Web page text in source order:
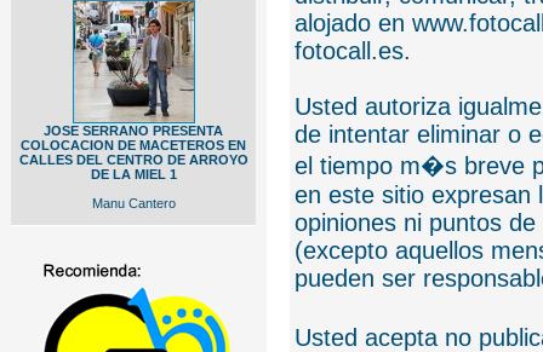
JOSE SERRANO PRESENTA
COLOCACION DE MACETEROS EN
CALLES DEL CENTRO DE ARROYO
DE LA MIEL 1
Manu Cantero
alojado en
fotocall.es.
Usted autoriza
de intentar eliminar o
el tiempo m�s breve
en este sitio expresan
opiniones ni puntos
(excepto aquellos
pueden ser
Usted acepta no